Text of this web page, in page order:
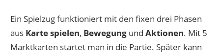
Ein Spielzug funktioniert mit den fixen drei Phasen
aus Karte spielen, Bewegung undAktionen. Mit 5
Marktkarten startet man in die Partie. Später kann